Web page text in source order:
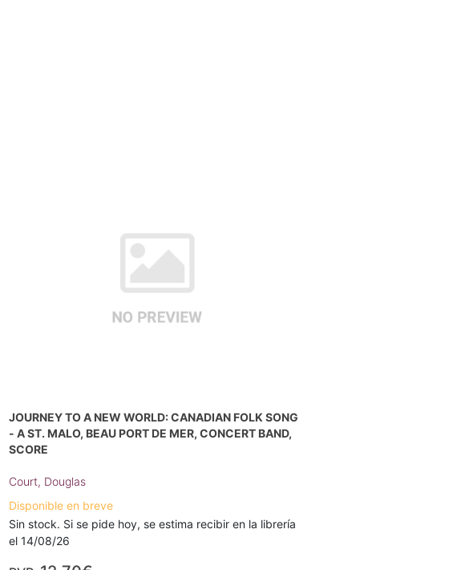
JOURNEY TO A NEW WORLD: CANADIAN FOLK SONG
- A ST. MALO, BEAU PORT DE MER, CONCERT BAND,
SCORE
Court, Douglas
Disponible en breve
Sin stock. Si se pide hoy, se estima recibir en la librería
el 14/08/26